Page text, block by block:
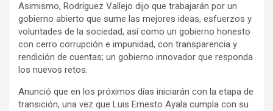
Asimismo, Rodríguez Vallejo dijo que trabajarán por un
gobierno abierto que sume las mejores ideas, esfuerzos y
voluntades de la sociedad, así como un gobierno honesto
con cerro corrupción e impunidad, con transparencia y
rendición de cuentas; un gobierno innovador que responda
los nuevos retos.
Anunció que en los próximos días iniciarán con la etapa de
transición, una vez que Luis Ernesto Ayala cumpla con su